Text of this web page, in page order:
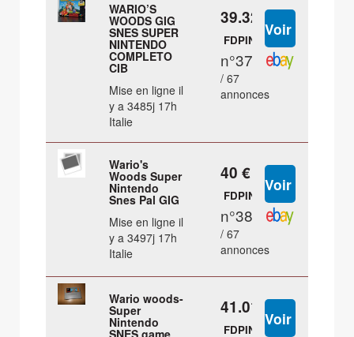
WARIO’S
WOODS GIG
SNES SUPER
NINTENDO
COMPLETO
CIB
Mise en ligne il
y a 3485j 17h
Italie
39.32 €
FDPIN
n°37
/ 67
annonces
Wario's
Woods Super
Nintendo
Snes Pal GIG
Mise en ligne il
y a 3497j 17h
Italie
40 €
FDPIN
n°38
/ 67
annonces
Wario woods-
Super
Nintendo
41.01 €
FDPIN